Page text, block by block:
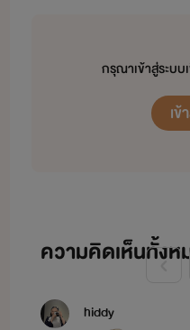
กรุณาเข้าสู่ระบ
เ
ความคิดเห็นทั้งห
hiddy